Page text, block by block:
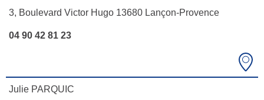
3, Boulevard Victor Hugo 13680 Lançon-Provence
04 90 42 81 23
Julie PARQUIC